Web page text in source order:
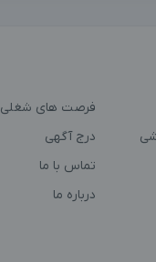
فرصت های شغلی
درج آگهی
تماس با ما
درباره ما